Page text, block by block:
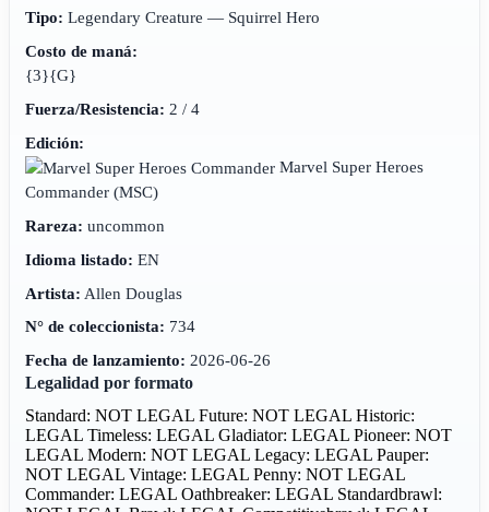
Tipo: Legendary Creature — Squirrel Hero
Costo de maná:
{3}{G}
Fuerza/Resistencia: 2 / 4
Edición:
Marvel Super Heroes
Commander(MSC)
Rareza: uncommon
Idioma listado: EN
Artista: Allen Douglas
N° de coleccionista: 734
Fecha de lanzamiento: 2026-06-26
Legalidad por formato
Standard: NOT LEGALFuture: NOT LEGALHistoric:
LEGALTimeless: LEGALGladiator: LEGALPioneer: NOT
LEGALModern: NOT LEGALLegacy: LEGALPauper:
NOT LEGALVintage: LEGALPenny: NOT LEGAL
Commander: LEGALOathbreaker: LEGAL Standardbrawl: